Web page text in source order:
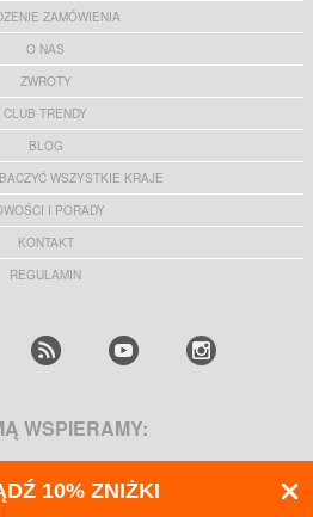
ZAMÓWIENIA
O NAS
ZWROTY
CLUB TRENDY
BLOG
WSZYSTKIE KRAJE
I PORADY
KONTAKT
REGULAMIN
WSPIERAMY:
10% ZNIŻKI